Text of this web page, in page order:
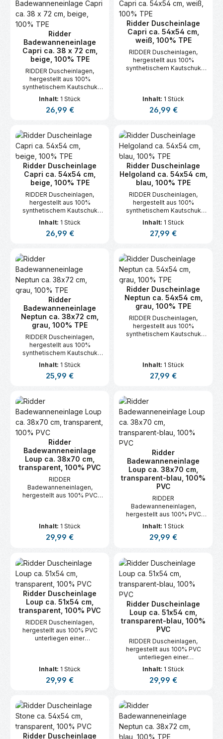
Ridder
Badewanneneinlage
Capri ca. 38 x 72 cm,
beige, 100% TPE
RIDDER Duscheinlagen,
hergestellt aus 100%
synthetischem Kautschuk
(TPE).
Inhalt: 1 Stück
Regulärer Preis:
26,99 €
Ridder Duscheinlage
Capri ca. 54x54 cm,
weiß, 100% TPE
RIDDER Duscheinlagen,
hergestellt aus 100%
synthetischem Kautschuk
Inhalt: 1 Stück
Regulärer Preis:
26,99 €
Ridder Duscheinlage
Capri ca. 54x54 cm,
beige, 100% TPE
RIDDER Duscheinlagen,
hergestellt aus 100%
synthetischem Kautschuk
(TPE).
Inhalt: 1 Stück
Regulärer Preis:
26,99 €
Ridder Duscheinlage
Helgoland ca. 54x54 cm,
blau, 100% TPE
RIDDER Duscheinlagen,
hergestellt aus 100%
synthetischem Kautschuk
(TPE).
Inhalt: 1 Stück
Regulärer Preis:
27,99 €
Ridder
Badewanneneinlage
Neptun ca. 38x72 cm,
grau, 100% TPE
RIDDER Duscheinlagen,
hergestellt aus 100%
synthetischem Kautschuk
(TPE).
Inhalt: 1 Stück
Regulärer Preis:
25,99 €
Ridder Duscheinlage
Neptun ca. 54x54 cm,
grau, 100% TPE
RIDDER Duscheinlagen,
hergestellt aus 100%
synthetischem Kautschuk
Inhalt: 1 Stück
Regulärer Preis:
27,99 €
Ridder
Badewanneneinlage
Loup ca. 38x70 cm,
transparent, 100% PVC
RIDDER
Badewanneneinlagen,
hergestellt aus 100% PVC
Schadstofffreiheit.
Inhalt: 1 Stück
Regulärer Preis:
29,99 €
Ridder
Badewanneneinlage
Loup ca. 38x70 cm,
transparent-blau, 100%
PVC
RIDDER
Badewanneneinlagen,
hergestellt aus 100% PVC
unterliegen einer
permanenten Überwachung
auf Sicherheit und
Inhalt: 1 Stück
Regulärer Preis:
29,99 €
Ridder Duscheinlage
Loup ca. 51x54 cm,
transparent, 100% PVC
RIDDER Duscheinlagen,
hergestellt aus 100% PVC
unterliegen einer
Inhalt: 1 Stück
Regulärer Preis:
29,99 €
Ridder Duscheinlage
Loup ca. 51x54 cm,
transparent-blau, 100%
PVC
RIDDER Duscheinlagen,
hergestellt aus 100% PVC
unterliegen einer
auf Sicherheit und
Schadstofffreiheit.
Inhalt: 1 Stück
Regulärer Preis:
29,99 €
Ridder Duscheinlage